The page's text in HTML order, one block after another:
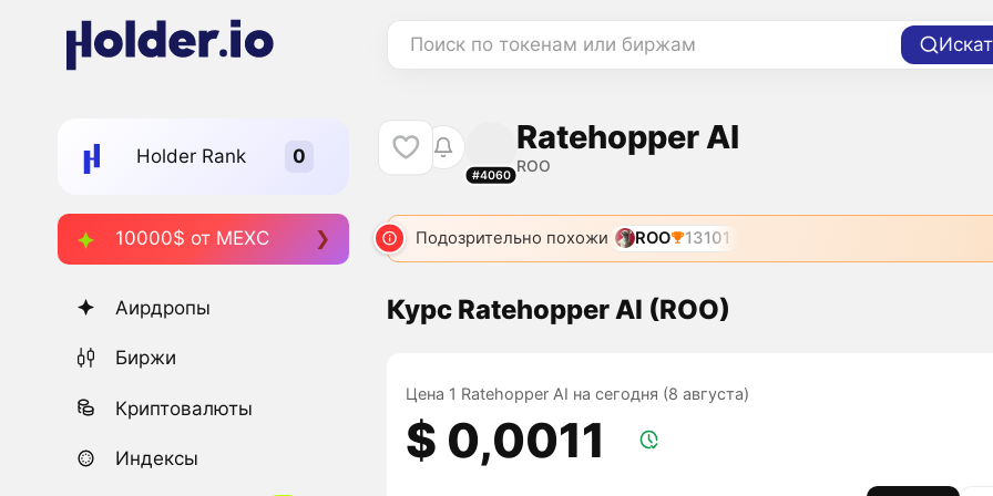
Поиск по токенам или биржам
Holder Rank
10000$ от MEXC
Аирдропы
Биржи
Криптовалюты
Индексы
#4060
Ratehopper AI
ROO
Подозрительно похожи ROO 13101
Курс Ratehopper AI (ROO)
Цена 1 Ratehopper AI на сегодня (8 августа)
$ 0,0011